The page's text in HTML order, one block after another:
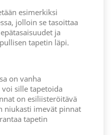
esimerkiksi
jolloin se tasoittaa
ja
tapetin läpi.
on vanha
sille tapetoida
on esiliisteröitävä
niukasti imevät pinnat
tapetin